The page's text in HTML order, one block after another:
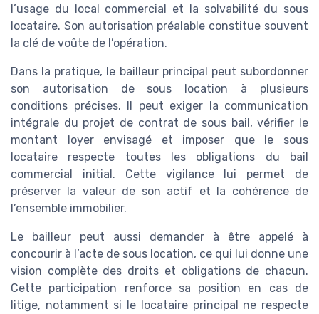
l’usage du local commercial et la solvabilité du sous
locataire. Son autorisation préalable constitue souvent
la clé de voûte de l’opération.
Dans la pratique, le bailleur principal peut subordonner
son autorisation de sous location à plusieurs
conditions précises. Il peut exiger la communication
intégrale du projet de contrat de sous bail, vérifier le
montant loyer envisagé et imposer que le sous
locataire respecte toutes les obligations du bail
commercial initial. Cette vigilance lui permet de
préserver la valeur de son actif et la cohérence de
l’ensemble immobilier.
Le bailleur peut aussi demander à être appelé à
concourir à l’acte de sous location, ce qui lui donne une
vision complète des droits et obligations de chacun.
Cette participation renforce sa position en cas de
litige, notamment si le locataire principal ne respecte